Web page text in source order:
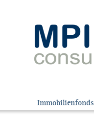
Immobilienfonds